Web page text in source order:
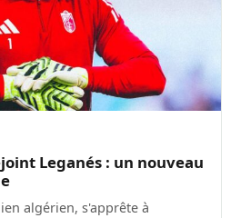
Leganés : un nouveau
algérien, s'apprête à